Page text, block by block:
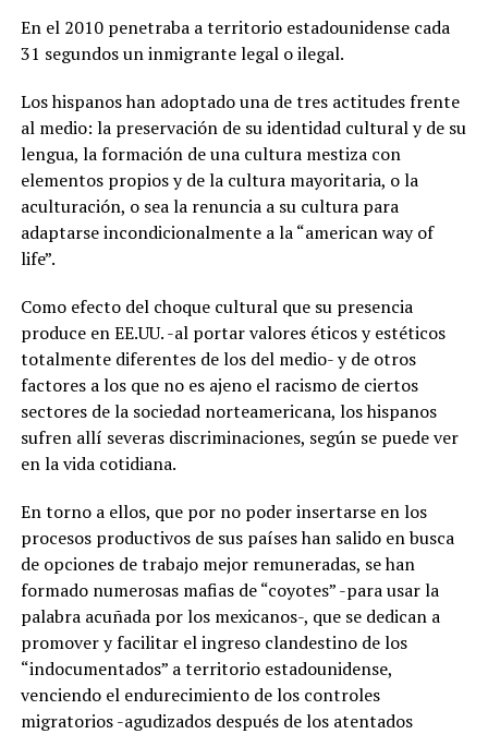
En el 2010 penetraba a territorio estadounidense cada
31 segundos un inmigrante legal o ilegal.
Los hispanos han adoptado una de tres actitudes frente
al medio: la preservación de su identidad cultural y de su
lengua, la formación de una cultura mestiza con
elementos propios y de la cultura mayoritaria, o la
aculturación, o sea la renuncia a su cultura para
adaptarse incondicionalmente a la “american way of
life”.
Como efecto del choque cultural que su presencia
produce en EE.UU. -al portar valores éticos y estéticos
totalmente diferentes de los del medio- y de otros
factores a los que no es ajeno el racismo de ciertos
sectores de la sociedad norteamericana, los hispanos
sufren allí severas discriminaciones, según se puede ver
en la vida cotidiana.
En torno a ellos, que por no poder insertarse en los
procesos productivos de sus países han salido en busca
de opciones de trabajo mejor remuneradas, se han
formado numerosas mafias de “coyotes” -para usar la
palabra acuñada por los mexicanos-, que se dedican a
promover y facilitar el ingreso clandestino de los
“indocumentados” a territorio estadounidense,
venciendo el endurecimiento de los controles
migratorios -agudizados después de los atentados